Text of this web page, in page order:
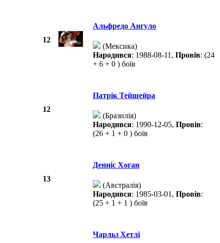
12
Альфредо Ангуло
(Мексика)
Народився: 1988-08-11, Провів: (24
+ 6 + 0 ) боїв
12
Патрік Тейшейра
(Бразилія)
Народився: 1990-12-05, Провів:
(26 + 1 + 0 ) боїв
13
Денніс Хоган
(Австралія)
Народився: 1985-03-01, Провів:
(25 + 1 + 1 ) боїв
Чарльз Хетлі